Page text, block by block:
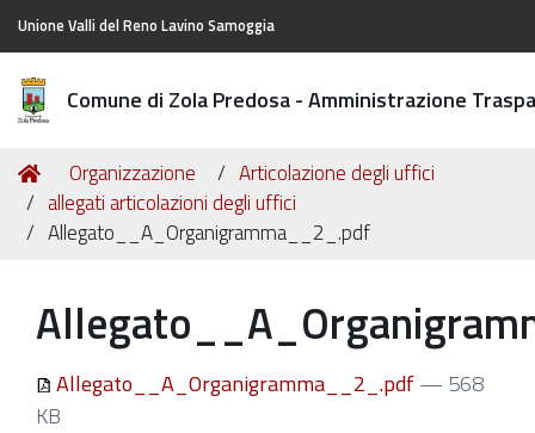
Unione Valli del Reno Lavino Samoggia
Comune di Zola Predosa - Amministrazione
Tu
sei
qui:
Home
Organizzazione
Articolazione degli uffici
allegati articolazioni degli uffici
Allegato__A_Organigramma__2_.pdf
Allegato__A_Organigramma__2_.pdf— 568
KB